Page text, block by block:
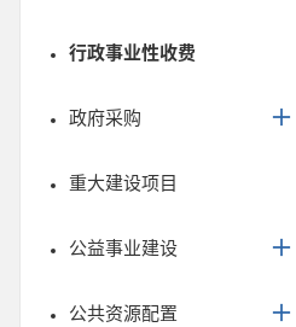
行政事业性收费
政府采购
重大建设项目
公益事业建设
公共资源配置